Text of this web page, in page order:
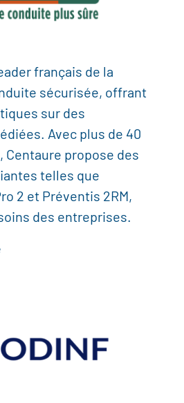
français de la
sécurisée, offrant
sur des
Avec plus de 40
Centaure propose des
telles que
2 et Préventis 2RM,
des entreprises.